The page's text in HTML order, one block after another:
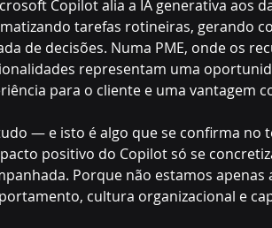
Copilot alia a IA generativa aos
tarefas rotineiras, gerando
de decisões. Numa PME, onde os
representam uma
para o cliente e uma vantagem
— e isto é algo que se confirma
positivo do Copilot só se
Porque não estamos
cultura organizacional e